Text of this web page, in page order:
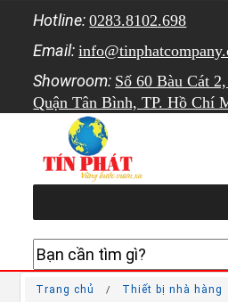
Hotline: 0283.8102.698
Email:
Showroom: Số 60 Bàu Cát
Quận Tân Bình, TP. Hồ Chí
Trang chủ / Thiết bị nhà hàng